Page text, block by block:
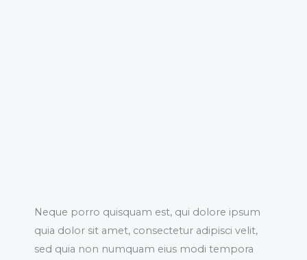
Neque porro quisquam est, qui dolore ipsum
quia dolor sit amet, consectetur adipisci velit,
sed quia non numquam eius modi tempora